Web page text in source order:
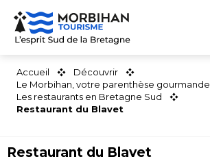
Aller
contenu
Accueil
Découvrir
Le Morbihan, votre parenthèse gourmande
Les restaurants en Bretagne Sud
Restaurant du Blavet
Restaurant du Blavet